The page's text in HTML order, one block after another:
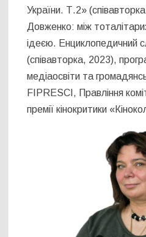
України. Т.2»
Довженко: між
ідеєю. Енциклопедичний
(співавторка, 2023),
медіаосвіти та
FIPRESСI, Правління
премії кінокритики